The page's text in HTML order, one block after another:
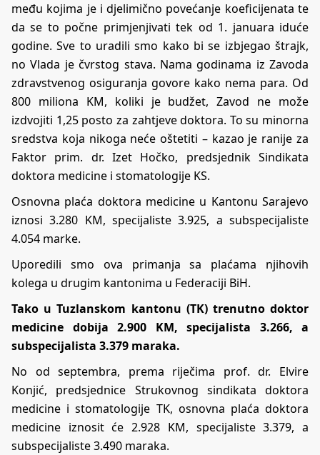
među kojima je i djelimično povećanje koeficijenata te
da se to počne primjenjivati tek od 1. januara iduće
godine. Sve to uradili smo kako bi se izbjegao štrajk,
no Vlada je čvrstog stava. Nama godinama iz Zavoda
zdravstvenog osiguranja govore kako nema para. Od
800 miliona KM, koliki je budžet, Zavod ne može
izdvojiti 1,25 posto za zahtjeve doktora. To su minorna
sredstva koja nikoga neće oštetiti – kazao je ranije za
Faktor prim. dr. Izet Hočko, predsjednik Sindikata
doktora medicine i stomatologije KS.
Osnovna plaća doktora medicine u Kantonu Sarajevo
iznosi 3.280 KM, specijaliste 3.925, a subspecijaliste
4.054 marke.
Uporedili smo ova primanja sa plaćama njihovih
kolega u drugim kantonima u Federaciji BiH.
Tako u Tuzlanskom kantonu (TK) trenutno doktor
medicine dobija 2.900 KM, specijalista 3.266, a
subspecijalista 3.379 maraka.
No od septembra, prema riječima prof. dr. Elvire
Konjić, predsjednice Strukovnog sindikata doktora
medicine i stomatologije TK, osnovna plaća doktora
medicine iznosit će 2.928 KM, specijaliste 3.379, a
subspecijaliste 3.490 maraka.